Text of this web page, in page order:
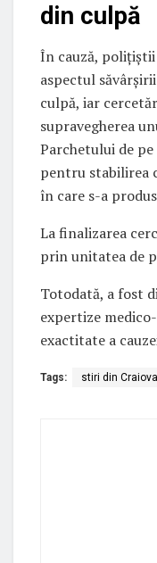
din culpă
În cauză,
aspectul
culpă, iar
supravegherea
Parchetului de pe
pentru stabilirea
în care s-a
La finalizarea
prin unitatea de
Totodată, a fost
expertize
exactitate a
Tags: stiri din Craiova